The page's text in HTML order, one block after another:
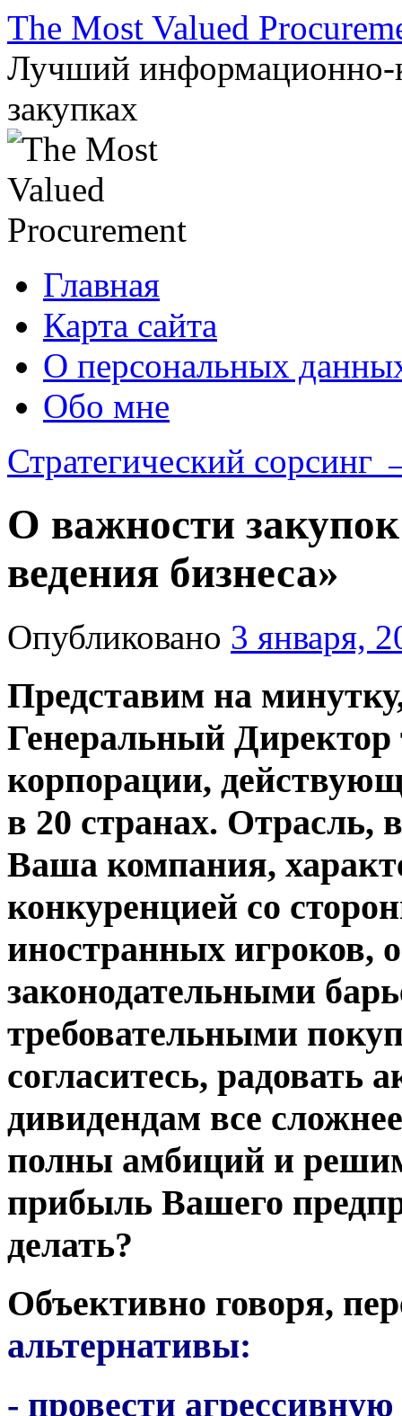
Перейти
содержимому
The Most Valued
Лучший информационно-
закупках
Главная
Карта сайта
О персональных
Обо мне
Стратегический сорсинг
О важности
ведения бизнеса»
Опубликовано 3 января,
Представим на
Генеральный
корпорации,
в 20 странах. Отрасль,
Ваша компания,
конкуренцией со
иностранных игроков,
законодательными
требовательными
согласитесь, радовать
дивидендам все
полны амбиций и
прибыль Вашего
делать?
Объективно говоря,
альтернативы:
- провести